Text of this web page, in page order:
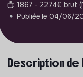
1867 - 2274€ brut
Publiée le 04/06/
Description de